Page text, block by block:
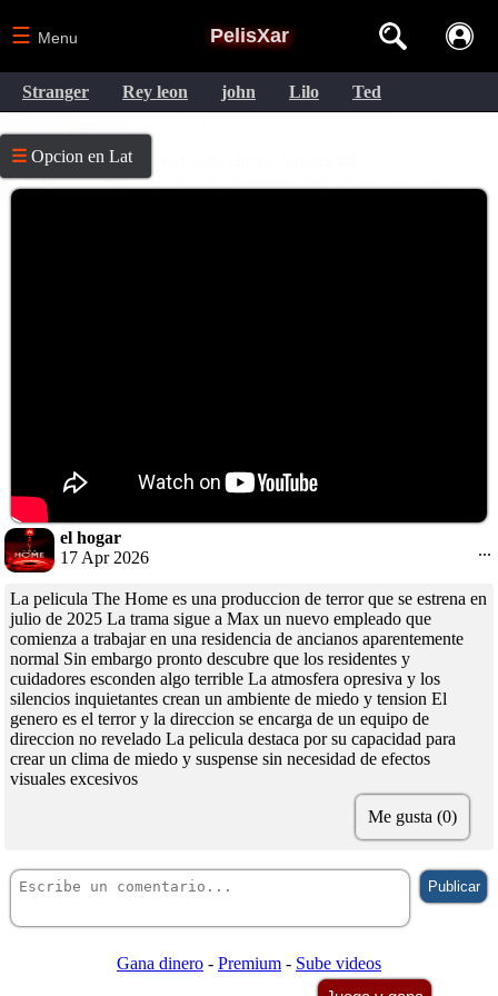
PelisXar
☰ Menu
Stranger Rey leon john Lilo Ted
☰ Opcion en Lat
el hogar
...
17 Apr 2026
La pelicula The Home es una produccion de terror que se estrena en
julio de 2025 La trama sigue a Max un nuevo empleado que
comienza a trabajar en una residencia de ancianos aparentemente
normal Sin embargo pronto descubre que los residentes y
cuidadores esconden algo terrible La atmosfera opresiva y los
silencios inquietantes crean un ambiente de miedo y tension El
genero es el terror y la direccion se encarga de un equipo de
direccion no revelado La pelicula destaca por su capacidad para
crear un clima de miedo y suspense sin necesidad de efectos
visuales excesivos
Me gusta (0)
Gana dinero- Premium- Sube videos